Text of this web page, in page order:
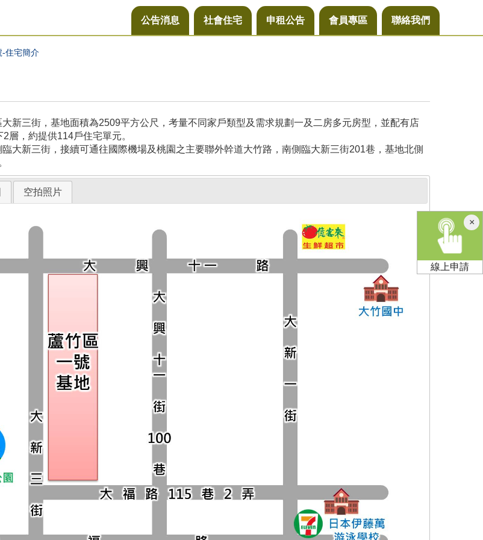
公告消息 社會住宅 申租公告 會員專區 聯絡我們
-住宅簡介
新三街，基地面積為2509平方公尺，考量不同家戶類型及需求規劃一及二房多元房型，並配有店
層，約提供114戶住宅單元。
大新三街，接續可通往國際機場及桃園之主要聯外幹道大竹路，南側臨大新三街201巷，基地北側
空拍照片
×關
閉
線上申請